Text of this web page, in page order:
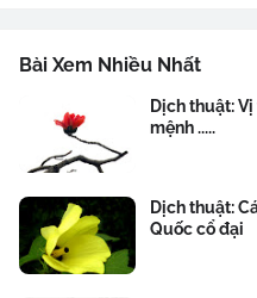
Bài Xem Nhiều Nhất
Dịch thuật:
mệnh .....
Dịch thuật:
Quốc cổ đại